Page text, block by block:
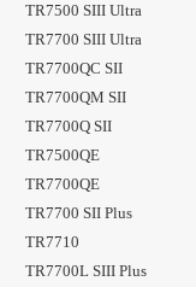
TR7500 SIII Ultra
TR7700 SIII Ultra
TR7700QC SII
TR7700QM SII
TR7700Q SII
TR7500QE
TR7700QE
TR7700 SII Plus
TR7710
TR7700L SIII Plus